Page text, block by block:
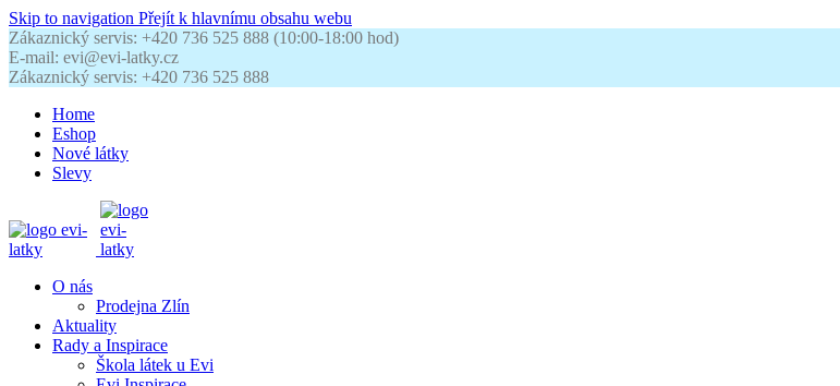
Skip to navigation Přejít k hlavnímu obsahu webu
Zákaznický servis: +420 736 525 888 (10:00-18:00 hod)
E-mail: evi@evi-latky.cz
Zákaznický servis: +420 736 525 888
Home
Eshop
Nové látky
Slevy
O nás
Prodejna Zlín
Aktuality
Rady a Inspirace
Škola látek u Evi